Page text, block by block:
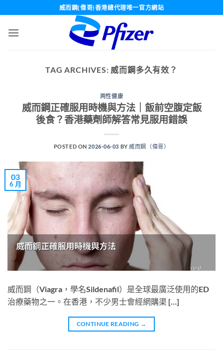
content
威而鋼(偉哥)香港總代理唯一官方網站
TAG ARCHIVES: 威而鋼多久有效？
两性健康
威而鋼正確服用時機與方法｜飯前空腹定飯
後食？香港藥劑師解答常見服用錯誤
POSTED ON2026-06-03 BY 威而鋼（偉哥）
03
6 月
威而鋼（Viagra，學名Sildenafil）是全球最廣泛使用的ED
治療藥物之一。在香港，不少男士會經網購渠 […]
CONTINUE READING →